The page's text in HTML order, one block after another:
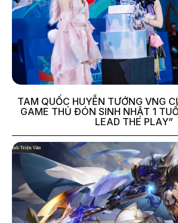
TAM QUỐC HUYỄN TƯỚNG VNG
GAME THỦ ĐÓN SINH NHẬT 1
LEAD THE PLAY”